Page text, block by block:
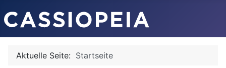
Aktuelle Seite: Startseite